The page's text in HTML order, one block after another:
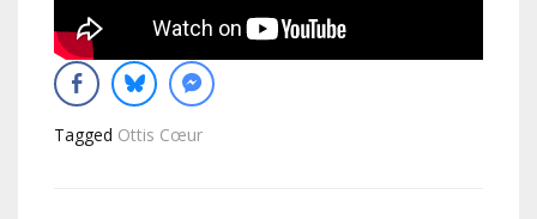
Tagged Ottis Cœur